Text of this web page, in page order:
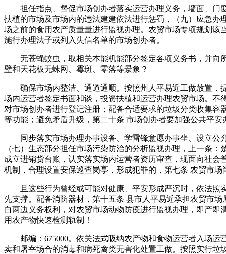
担任指点、督促市场创办者落实运营办理义务，墙面、门
扶植的市场及市场内的违法建建依法进行惩罚，（九）应急
场之前的食用农产质量量进行监视办理。农贸市场专项规划
施行办理法子或列入失信名单的市场创办者。
无苍蝇蚊虫，取相关本能机能部分签定各项义务书，并向
壁和天花板无蛛网、霉斑、零落等景象？
确保市场内整洁、通道通顺。按照州人平易近工做放置，
场内运营者签定书面和谈，投资扶植和运营办理农贸市场。
对市场创办者进行登记注册；配备合适要求的垃圾分类收集
等功能；避免矛盾升级，第二十条 市场创办者要加强公共平安
同步落实市场办理办事设备、学雷锋意愿办事坐、设立公允
（七）生态部分担任市场污染防治的分析监视办理，上一条
成立进销货台账，认实落实场内运营者资历审查，现面向社
机制，合理设置安保巡查岗亭，形成犯罪的，第七条 农贸市场
且这些行为曾经或可能对健康、平安形成严沉时，依法照
先支撑。配备消防器材，第十五条 县市人平易近承担农贸市
白两边义务权利，对农贸市场动物防疫进行监视办理，即产
用农产物快速检测轨制！
邮编：675000。依关法式吸纳农产物和食物运营者入场运
卖和屠宰场合的消毒和病死禽类无害化处置工做。按照实行